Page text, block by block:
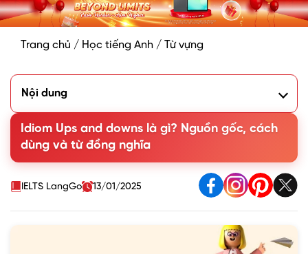
Trang chủ / Học tiếng Anh / Từ vựng
Nội dung
2. Nguồn gốc của idioms Ups and downs
3. Cách sử dụng Ups and downs trong Tiếng Anh
4. Các cụm từ đồng nghĩa/trái nghĩa với Ups and downs
5. Mẫu hội thoại ứng dụng Ups and downs
6. Những câu nói hay với Ups and downs
Idiom Ups and downs là gì? Nguồn gốc, cách
dùng và từ đồng nghĩa
IELTS LangGo 13/01/2025